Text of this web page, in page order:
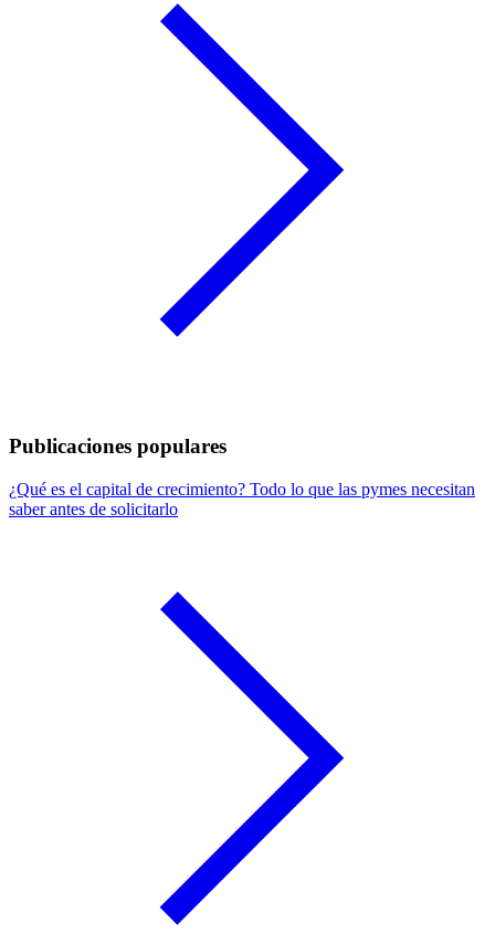
Publicaciones populares
¿Qué es el capital de crecimiento? Todo lo que las pymes necesitan
saber antes de solicitarlo